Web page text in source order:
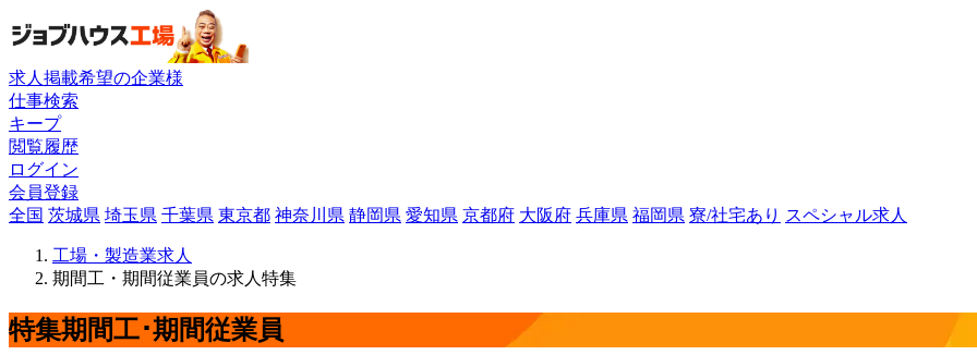
求人掲載希望の企業様
仕事検索
キープ
閲覧履歴
ログイン
会員登録
全国 茨城県 埼玉県 千葉県 東京都 神奈川県 静岡県 愛知県 京都府 大阪府 兵庫県 福岡県 寮/社宅あり スペシャル求人
工場・製造業求人
期間工・期間従業員の求人特集
特集期間工･期間従業員